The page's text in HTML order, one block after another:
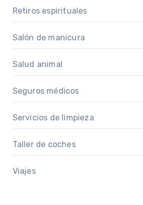
Retiros espirituales
Salón de manicura
Salud animal
Seguros médicos
Servicios de limpieza
Taller de coches
Viajes